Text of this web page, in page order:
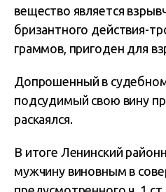
вещество является
бризантного действия-
граммов, пригоден для
Допрошенный в
подсудимый свою вину
раскаялся.
В итоге Ленинский
мужчину виновным в